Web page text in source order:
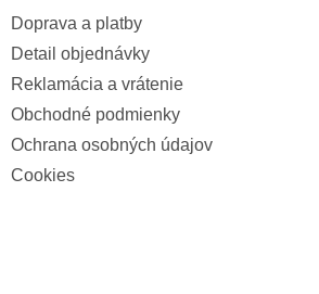
Doprava a platby
Detail objednávky
Reklamácia a vrátenie
Obchodné podmienky
Ochrana osobných údajov
Cookies